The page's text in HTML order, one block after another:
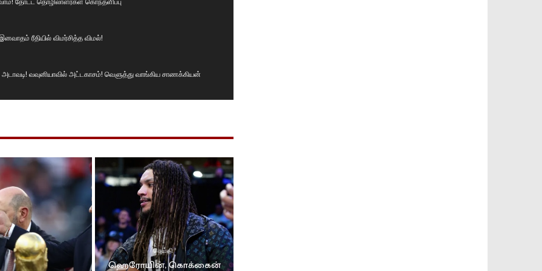
ரீதியில் விமர்சித்த விமல்!
வவுனியாவில் அட்டகாசம்! வெளுத்து வாங்கிய சாணக்கியன்
I தேசிய மக்கள் சக்தியின் தெனியா மாநாடு I NPP
வரவேற்பு
திறந்த கில்மிசா..
செய்தி
ஹெரோயின், கொக்கைன்